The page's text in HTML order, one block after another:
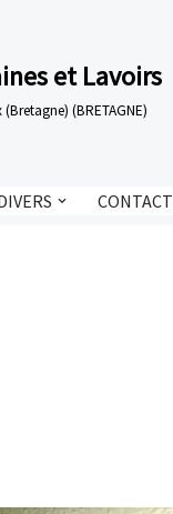
et Lavoirs
(BRETAGNE)
CONTACT